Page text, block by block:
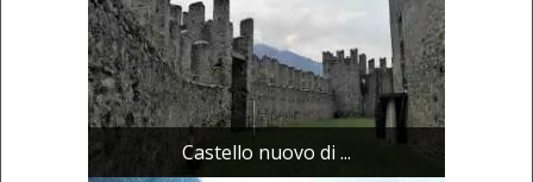
Castello nuovo di ...